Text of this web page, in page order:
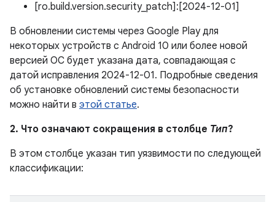
[ro.build.version.security_patch]:[2024-12-01]
В обновлении системы через Google Play для
некоторых устройств с Android 10 или более новой
версией ОС будет указана дата, совпадающая с
датой исправления 2024-12-01. Подробные сведения
об установке обновлений системы безопасности
можно найти в этой статье.
2. Что означают сокращения в столбце Тип?
В этом столбце указан тип уязвимости по следующей
классификации: